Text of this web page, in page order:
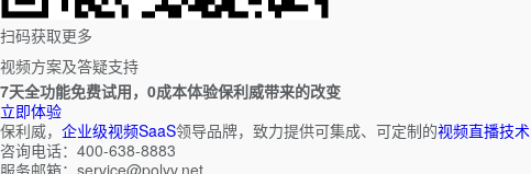
扫码获取更多
视频方案及答疑支持
7天全功能免费试用，0成本体验保利威带来的改变
立即体验
保利威， 企业级视频SaaS领导品牌，致力提供可集成、可定制的视频直播技术
咨询电话：400-638-8883
服务邮箱：service@polyv.net